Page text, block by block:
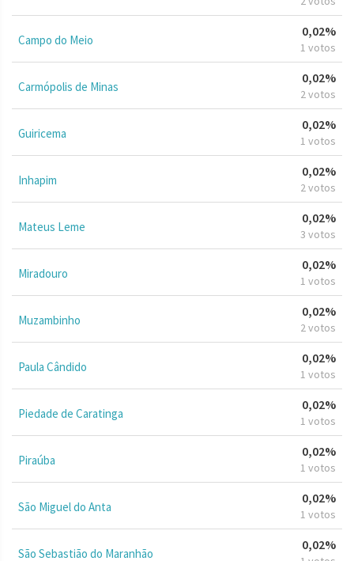
Campo do Meio
0,02%
1 votos
Carmópolis de Minas
0,02%
2 votos
Guiricema
0,02%
1 votos
Inhapim
0,02%
2 votos
Mateus Leme
0,02%
3 votos
Miradouro
0,02%
1 votos
Muzambinho
0,02%
2 votos
Paula Cândido
0,02%
1 votos
Piedade de Caratinga
0,02%
1 votos
Piraúba
0,02%
1 votos
São Miguel do Anta
0,02%
1 votos
São Sebastião do Maranhão
0,02%